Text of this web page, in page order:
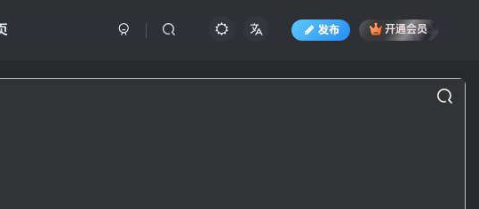
发布 开通会员